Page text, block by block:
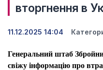
вторгнення в
11.12.2025 14:04
Генеральний штаб
свіжу інформацію про